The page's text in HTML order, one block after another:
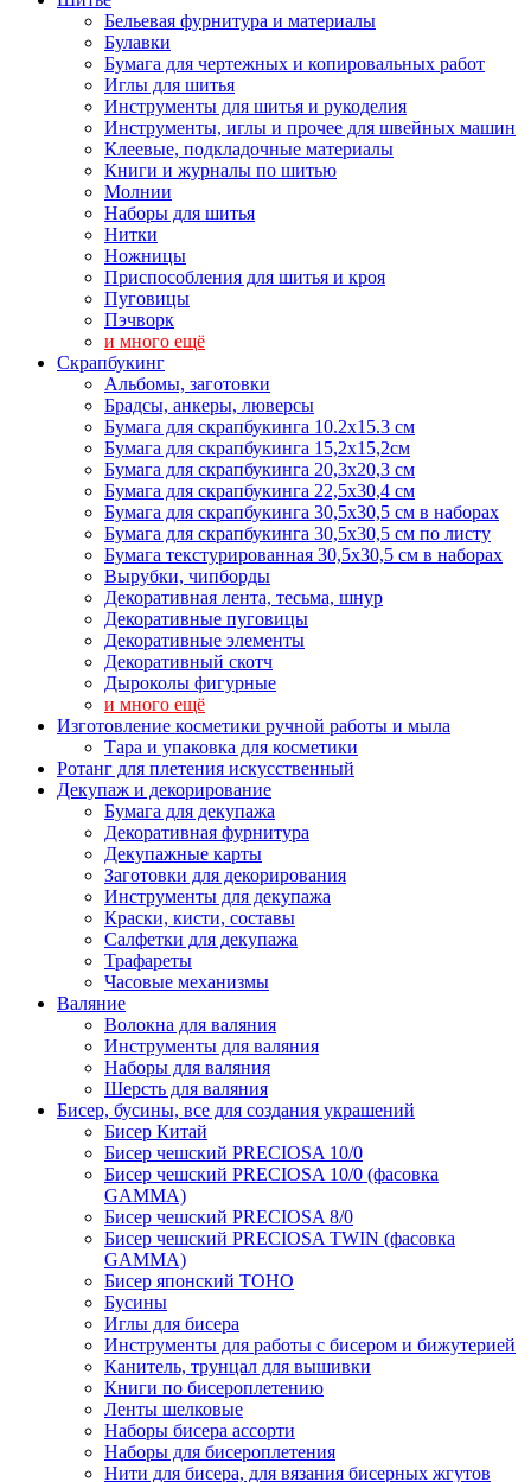
Бельевая фурнитура и материалы
Булавки
Бумага для чертежных и копировальных работ
Иглы для шитья
Инструменты для шитья и рукоделия
Инструменты, иглы и прочее для швейных машин
Клеевые, подкладочные материалы
Книги и журналы по шитью
Молнии
Наборы для шитья
Нитки
Ножницы
Приспособления для шитья и кроя
Пуговицы
Пэчворк
и много ещё
Скрапбукинг
Альбомы, заготовки
Брадсы, анкеры, люверсы
Бумага для скрапбукинга 10.2х15.3 см
Бумага для скрапбукинга 15,2х15,2см
Бумага для скрапбукинга 20,3х20,3 см
Бумага для скрапбукинга 22,5х30,4 см
Бумага для скрапбукинга 30,5х30,5 см в наборах
Бумага для скрапбукинга 30,5х30,5 см по листу
Бумага текстурированная 30,5х30,5 см в наборах
Вырубки, чипборды
Декоративная лента, тесьма, шнур
Декоративные пуговицы
Декоративные элементы
Декоративный скотч
Дыроколы фигурные
и много ещё
Изготовление косметики ручной работы и мыла
Тара и упаковка для косметики
Ротанг для плетения искусственный
Декупаж и декорирование
Бумага для декупажа
Декоративная фурнитура
Декупажные карты
Заготовки для декорирования
Инструменты для декупажа
Краски, кисти, составы
Салфетки для декупажа
Трафареты
Часовые механизмы
Валяние
Волокна для валяния
Инструменты для валяния
Наборы для валяния
Шерсть для валяния
Бисер, бусины, все для создания украшений
Бисер Китай
Бисер чешский PRECIOSA 10/0
Бисер чешский PRECIOSA 10/0 (фасовка
GAMMA)
Бисер чешский PRECIOSA 8/0
Бисер чешский PRECIOSA TWIN (фасовка
GAMMA)
Бисер японский TOHO
Бусины
Иглы для бисера
Инструменты для работы с бисером и бижутерией
Канитель, трунцал для вышивки
Книги по бисероплетению
Ленты шелковые
Наборы бисера ассорти
Наборы для бисероплетения
Нити для бисера, для вязания бисерных жгутов